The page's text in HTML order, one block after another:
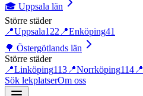
🎓 Uppsala län
Större städer
📍Uppsala122 📍Enköping41
🌳 Östergötlands län
Större städer
📍Linköping113 📍Norrköping114 📍
Sök lekplatserOm oss